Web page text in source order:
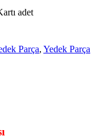
adet
Parça, Yedek Parça